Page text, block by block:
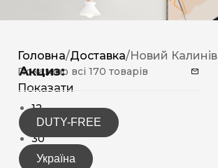
Акциз:
DUTY-FREE
Україна
Головна/Доставка/Новий Калинів
Показано всі 170 товарів
Показати
12
15
30